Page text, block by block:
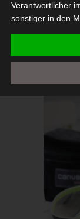
ein
Die
Verantwortlicher
sonstiger in den
geltenden
Röda Hus
Marcus Klose
Beckedorfer
28755 Bremen -
UST-ID: